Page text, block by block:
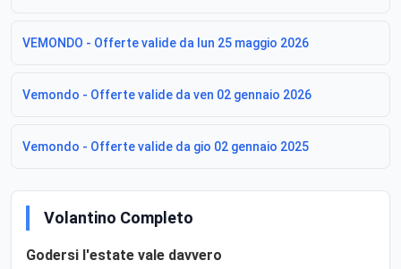
VEMONDO - Offerte valide da lun 25 maggio 2026
Vemondo - Offerte valide da ven 02 gennaio 2026
Vemondo - Offerte valide da gio 02 gennaio 2025
Volantino Completo
Godersi l'estate vale davvero